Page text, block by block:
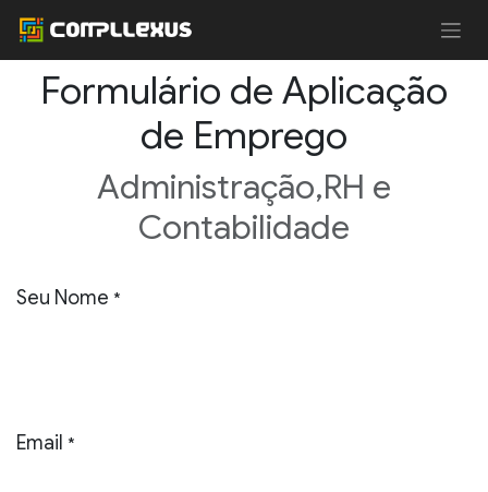
Formulário de Aplicação
de Emprego
Administração,RH e
Contabilidade
Seu Nome *
Email *